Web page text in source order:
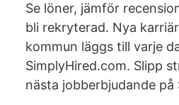
Se löner, jämför
bli rekryterad. Nya
kommun läggs till varje
SimplyHired.com. Slipp
nästa jobberbjudande på